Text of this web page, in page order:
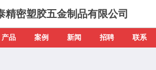
精密塑胶五金制品有限公司
产品 案例 新闻 招聘 联系